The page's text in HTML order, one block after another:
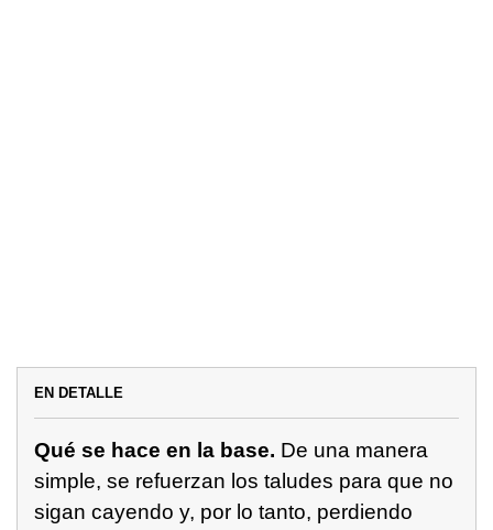
EN DETALLE
Qué se hace en la base. De una manera
simple, se refuerzan los taludes para que no
sigan cayendo y, por lo tanto, perdiendo